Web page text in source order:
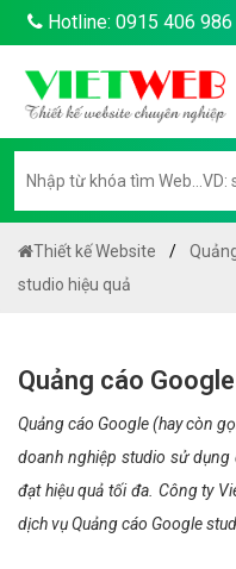
Hotline: 0915 406 986
Thiết kế Website
studio hiệu quả
Quảng cáo
Quảng cáo Google (hay còn
doanh nghiệp studio sử dụng
đạt hiệu quả tối đa. Công ty
dịch vụ Quảng cáo Google